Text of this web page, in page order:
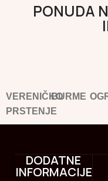
PONUDA
VERENIČKO
PRSTENJE
BURME
DODATNE
INFORMACIJE